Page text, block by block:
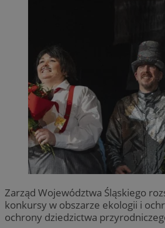
Zarząd Województwa Śląskiego
konkursy w obszarze ekologii i
ochrony dziedzictwa